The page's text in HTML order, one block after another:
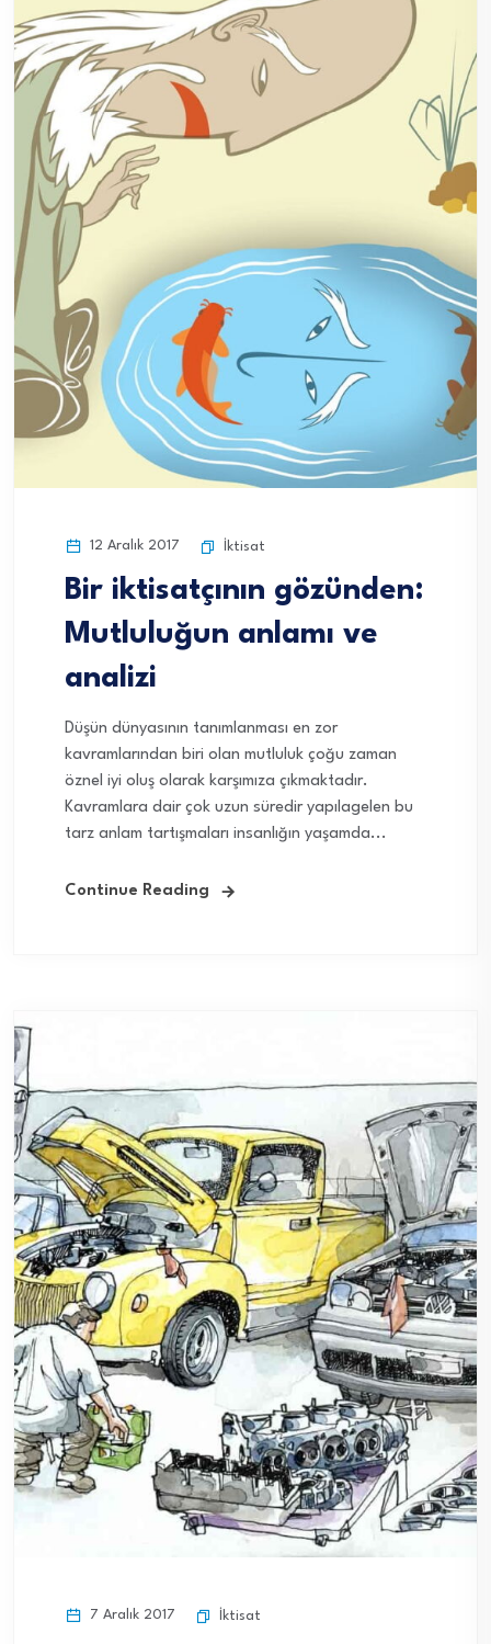
12 Aralık 2017 İktisat
Bir iktisatçının gözünden:
Mutluluğun anlamı ve
analizi
Düşün dünyasının tanımlanması en zor
kavramlarından biri olan mutluluk çoğu zaman
öznel iyi oluş olarak karşımıza çıkmaktadır.
Kavramlara dair çok uzun süredir yapılagelen bu
tarz anlam tartışmaları insanlığın yaşamda...
Continue Reading
7 Aralık 2017 İktisat